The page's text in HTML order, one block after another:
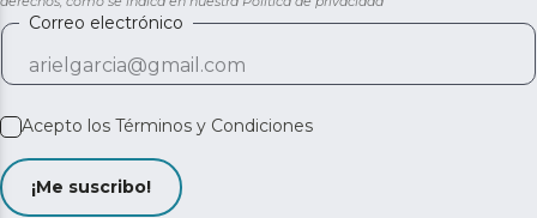
Correo electrónico
Acepto los Términos y Condiciones
¡Me suscribo!